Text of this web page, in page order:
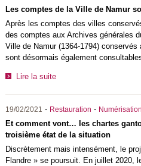
Les comptes de la Ville de Namur
Après les comptes des villes
des comptes aux Archives générales
Ville de Namur (1364-1794)
sont désormais également
Lire la suite
19/02/2021 - Restauration - Numérisation
Et comment vont… les chartes
troisième état de la situation
Discrètement mais intensément, le
Flandre » se poursuit. En juillet 2020,